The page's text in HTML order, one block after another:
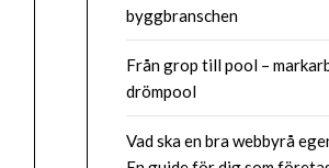
byggbranschen
Från grop till pool –
drömpool
Vad ska en bra webbyrå